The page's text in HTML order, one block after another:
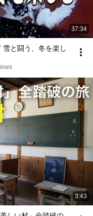
37:34
雪と闘う、冬を楽し
3:43